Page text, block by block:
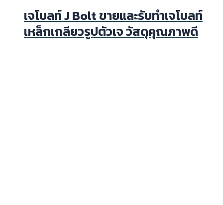
เจโบลท์ J Bolt ขายและรับทำเจโบลท์
เหล็กเกลียวรูปตัวเจ วัสดุคุณภาพดี